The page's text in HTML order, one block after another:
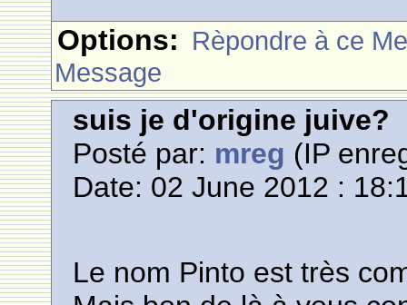
Options: Rèpondre à ce
Message
suis je d'origine juive?
Posté par: mreg (IP
Date: 02 June 2012 :
Le nom Pinto est très